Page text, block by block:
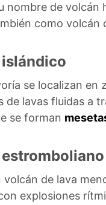
nombre de volcán
como volcán
se localizan
de lavas fluidas a
se forman
volcán de lava
explosiones